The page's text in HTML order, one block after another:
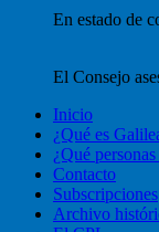
En estado de
El Consejo
Inicio
¿Qué es
¿Qué
Contacto
Subscripciones
Archivo